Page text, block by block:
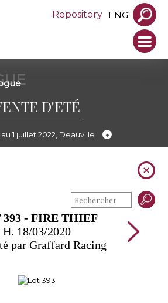
Repository ENG
D'ETÉ
1 juillet 2022, Deauville
- FIRE THIEF
H. 18/03/2020
par Graffard Racing